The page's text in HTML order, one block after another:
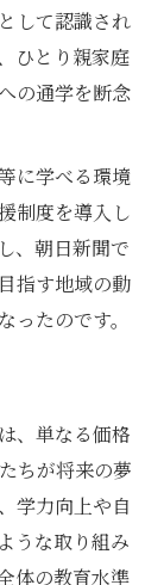
して認識され
ひとり親家庭
の通学を断念
に学べる環境
制度を導入し
、朝日新聞で
指す地域の動
たのです。
、単なる価格
ちが将来の夢
学力向上や自
うな取り組み
体の教育水準